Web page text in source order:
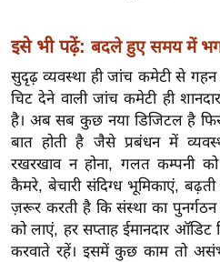
सा
हि
त्य
ज
ग
त
ऑ
टो
व
इसे भी पढ़ें: बदले हुए समय में
सुदृढ़ व्यवस्था ही जांच कमेटी से
चिट देने वाली जांच कमेटी ही
है। अब सब कुछ नया डिजिटल है फिर
बात होती है जैसे प्रबंधन में
रखरखाव न होना, गलत कम्पनी को
कैमरे, बेचारी संदिग्ध भूमिकाएं,
ज़रूर करती है कि संस्था का
को लाएं, हर सप्ताह ईमानदार ऑडिट
करवाते रहें। इसमें कुछ काम तो